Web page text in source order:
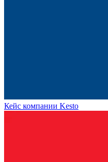
Кейс компании Kesto